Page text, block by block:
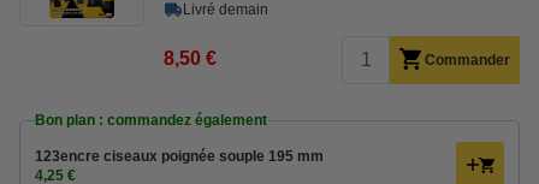
Livré demain
8,50 € Commander
Bon plan : commandez également
123encre ciseaux poignée souple 195 mm
4,25 €